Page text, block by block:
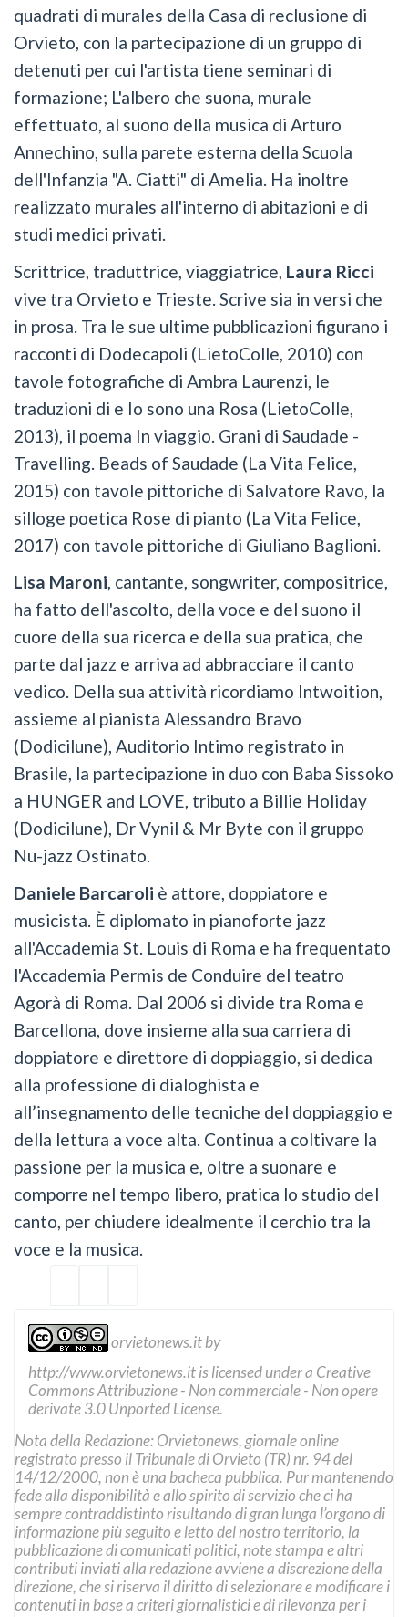
quadrati di murales della Casa di reclusione di
Orvieto, con la partecipazione di un gruppo di
detenuti per cui l'artista tiene seminari di
formazione; L'albero che suona, murale
effettuato, al suono della musica di Arturo
Annechino, sulla parete esterna della Scuola
dell'Infanzia "A. Ciatti" di Amelia. Ha inoltre
realizzato murales all'interno di abitazioni e di
studi medici privati.
Scrittrice, traduttrice, viaggiatrice, Laura Ricci
vive tra Orvieto e Trieste. Scrive sia in versi che
in prosa. Tra le sue ultime pubblicazioni figurano i
racconti di Dodecapoli (LietoColle, 2010) con
tavole fotografiche di Ambra Laurenzi, le
traduzioni di e Io sono una Rosa (LietoColle,
2013), il poema In viaggio. Grani di Saudade -
Travelling. Beads of Saudade (La Vita Felice,
2015) con tavole pittoriche di Salvatore Ravo, la
silloge poetica Rose di pianto (La Vita Felice,
2017) con tavole pittoriche di Giuliano Baglioni.
Lisa Maroni, cantante, songwriter, compositrice,
ha fatto dell'ascolto, della voce e del suono il
cuore della sua ricerca e della sua pratica, che
parte dal jazz e arriva ad abbracciare il canto
vedico. Della sua attività ricordiamo Intwoition,
assieme al pianista Alessandro Bravo
(Dodicilune), Auditorio Intimo registrato in
Brasile, la partecipazione in duo con Baba Sissoko
a HUNGER and LOVE, tributo a Billie Holiday
(Dodicilune), Dr Vynil & Mr Byte con il gruppo
Nu-jazz Ostinato.
Daniele Barcaroli è attore, doppiatore e
musicista. È diplomato in pianoforte jazz
all'Accademia St. Louis di Roma e ha frequentato
l'Accademia Permis de Conduire del teatro
Agorà di Roma. Dal 2006 si divide tra Roma e
Barcellona, dove insieme alla sua carriera di
doppiatore e direttore di doppiaggio, si dedica
alla professione di dialoghista e
all’insegnamento delle tecniche del doppiaggio e
della lettura a voce alta. Continua a coltivare la
passione per la musica e, oltre a suonare e
comporre nel tempo libero, pratica lo studio del
canto, per chiudere idealmente il cerchio tra la
voce e la musica.
orvietonews.itby
http://www.orvietonews.itis licensed under a Creative
Commons Attribuzione - Non commerciale - Non opere
derivate 3.0 Unported License.
Nota della Redazione: Orvietonews, giornale online
registrato presso il Tribunale di Orvieto (TR) nr. 94 del
14/12/2000, non è una bacheca pubblica. Pur mantenendo
fede alla disponibilità e allo spirito di servizio che ci ha
sempre contraddistinto risultando di gran lunga l’organo di
informazione più seguito e letto del nostro territorio, la
pubblicazione di comunicati politici, note stampa e altri
contributi inviati alla redazione avviene a discrezione della
direzione, che si riserva il diritto di selezionare e modificare i
contenuti in base a criteri giornalistici e di rilevanza per i